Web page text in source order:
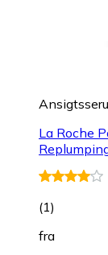
La Roche
(1)
fra